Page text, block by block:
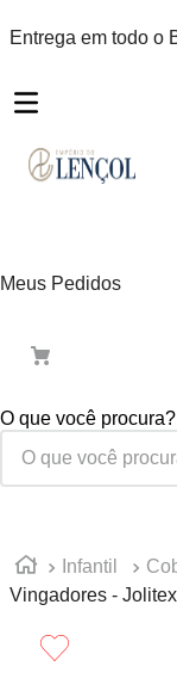
Entrega em todo o
Meus Pedidos
O que você procura?
Infantil
Vingadores - Jolitex